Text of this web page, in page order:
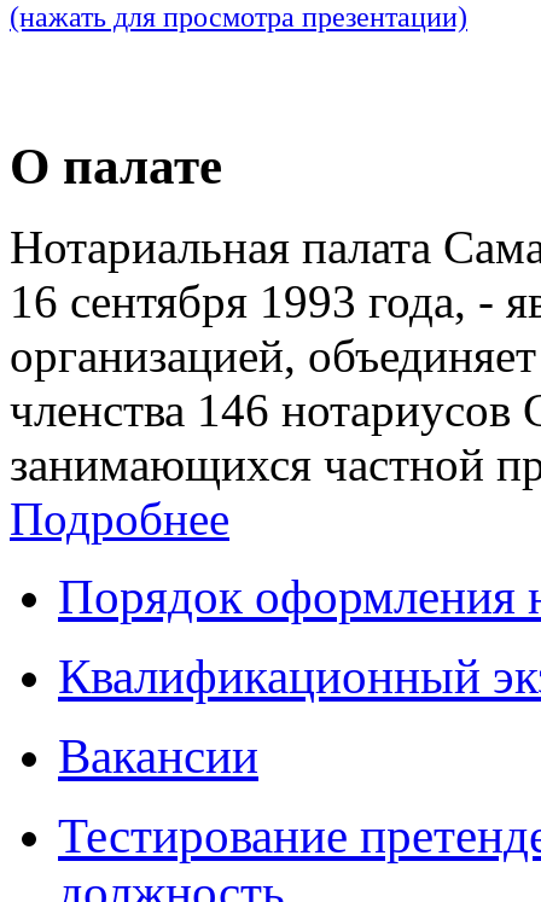
(нажать для просмотра презентации)
О палате
Нотариальная палата
16 сентября 1993 года, -
организацией,
членства 146 нотариусов
занимающихся частной
Подробнее
Порядок оформления
Квалификационный
Вакансии
Тестирование